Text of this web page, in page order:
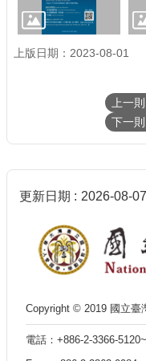
上版日期：2023-08-01
更新日期 2026-08-07
Copyright © 2019 國立臺
電話：+886-2-3366-